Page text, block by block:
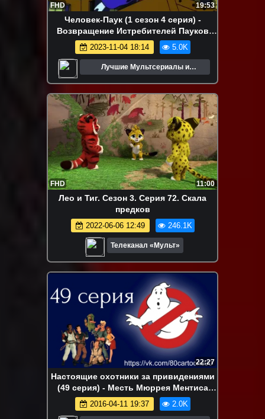
FHD 19:53
Человек-Паук (1 сезон 4 серия) -
Возвращение Истребителей Пауков
(студия 616)
2023-11-04 18:14 5.0K
Лучшие Мультсериалы и
FHD 11:00
Лео и Тиг. Сезон 3. Серия 72. Скала
предков
2022-06-06 12:49 246.1K
Телеканал «Мульт»
22:27
Настоящие охотники за привидениями
(49 серия) - Месть Мюррея Ментиса
(The Revenge of Murray the Mantis)
2016-04-11 19:37 2.0K